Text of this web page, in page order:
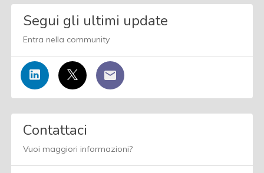
Segui gli ultimi update
Entra nella community
Contattaci
Vuoi maggiori informazioni?